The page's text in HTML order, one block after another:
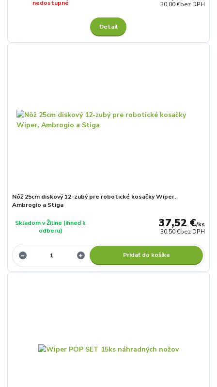
30,00 €bez DPH
nedostupné
Detail
Nôž 25cm diskový 12-zubý pre robotické kosačky Wiper,
Ambrogio a Stiga
37,52 €/ks
30,50 €bez DPH
Skladom v Žiline (ihneď k
odberu)
Pridať do košíka